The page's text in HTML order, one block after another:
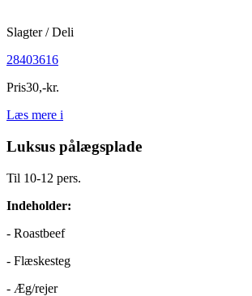
Slagter / Deli
28403616
Pris30,-kr.
Læs mere i
Luksus pålægsplade
Til 10-12 pers.
Indeholder:
- Roastbeef
- Flæskesteg
- Æg/rejer